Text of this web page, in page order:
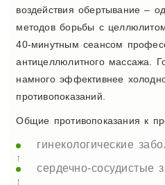
воздействия обертывание –
методов борьбы с
40-минутным сеансом
антицеллюлитного массажа.
намного эффективнее
противопоказаний.
Общие противопоказания к
гинекологические
сердечно-сосудистые